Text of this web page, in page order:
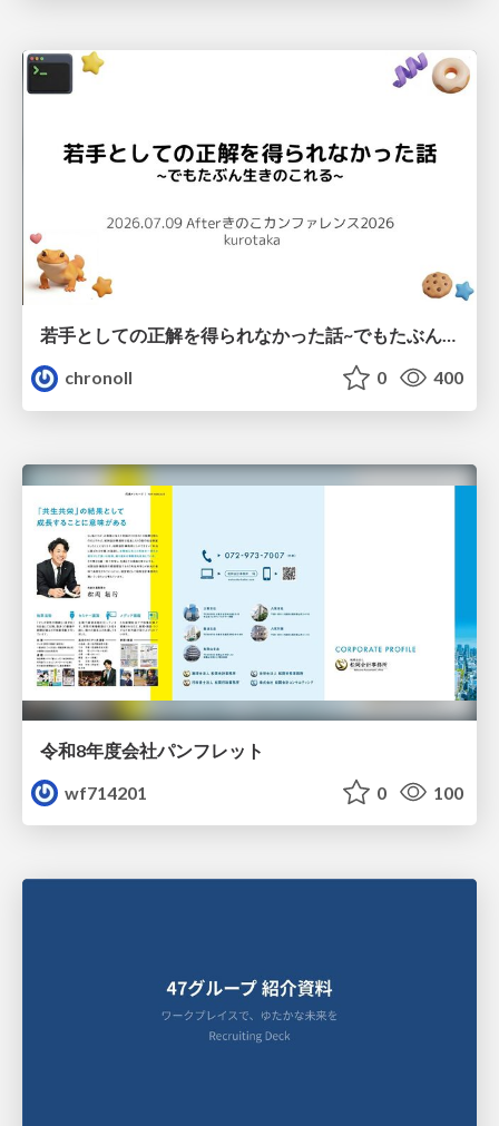
若手としての正解を得られなかった話~でもたぶん生きのこれる~
chronoll
0 400
令和8年度会社パンフレット
wf714201
0 100